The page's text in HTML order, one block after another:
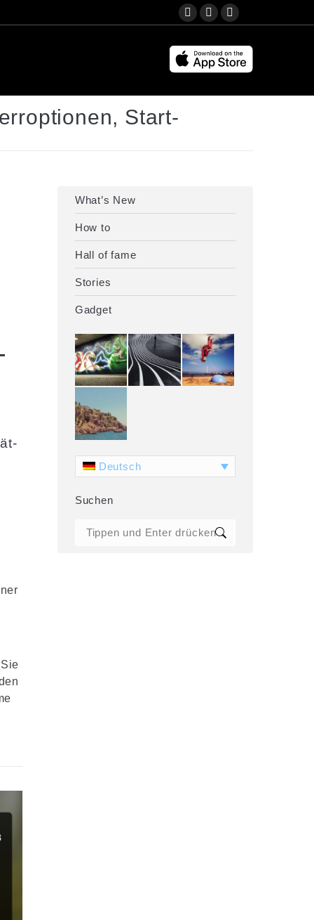
YouTube
opens
in
new
Instagram
opens
in
new
Facebook
opens
in
new
Start-
What’s New
How to
Hall of fame
Stories
Gadget
Deutsch
Suchen